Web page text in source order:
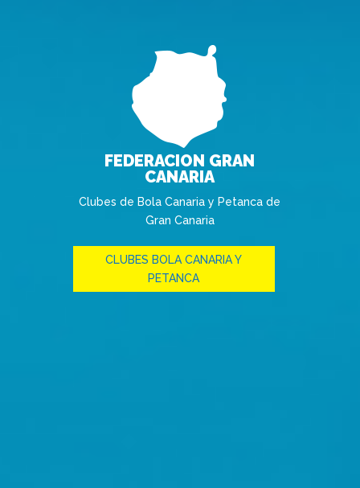
FEDERACION GRAN
CANARIA
Clubes de Bola Canaria y Petanca de
Gran Canaria
CLUBES BOLA CANARIA Y
PETANCA